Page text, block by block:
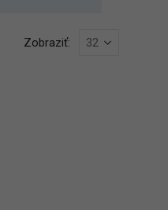
Zobraziť: